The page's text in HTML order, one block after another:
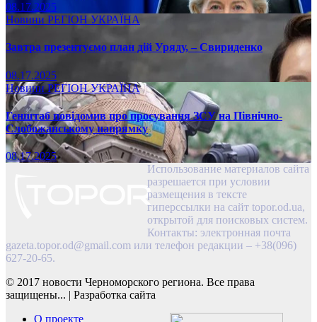
08.17.2025
Новини РЕГІОН УКРАЇНА
Завтра презентуємо план дій Уряду, – Свириденко
08.17.2025
НовиниРЕГІОНУКРАЇНА
Генштаб повідомив про просування ЗСУ на Північно-
Слобожанському напрямку
08.17.2025
Использование материалов сайта
разрешается при условии
размещения в тексте
гиперссылки на сайт topor.od.ua,
открытой для поисковых систем.
Контакты: электронная почта
gazeta.topor.od@gmail.com или телефон редакции – +38(096)
627-20-65.
© 2017 новости Черноморского региона. Все права
защищены... | Разработка сайта
О проекте